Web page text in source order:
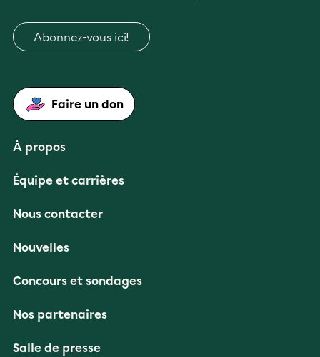
Abonnez-vous ici!
Faire un don
À propos
Équipe et carrières
Nous contacter
Nouvelles
Concours et sondages
Nos partenaires
Salle de presse